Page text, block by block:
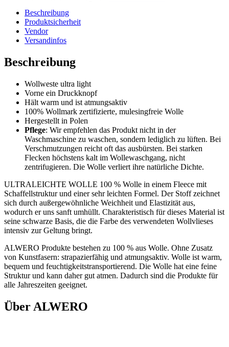
Beschreibung
Produktsicherheit
Vendor
Versandinfos
Beschreibung
Wollweste ultra light
Vorne ein Druckknopf
Hält warm und ist atmungsaktiv
100% Wollmark zertifizierte, mulesingfreie Wolle
Hergestellt in Polen
Pflege: Wir empfehlen das Produkt nicht in der
Waschmaschine zu waschen, sondern lediglich zu lüften. Bei
Verschmutzungen reicht oft das ausbürsten. Bei starken
Flecken höchstens kalt im Wollewaschgang, nicht
zentrifugieren. Die Wolle verliert ihre natürliche Dichte.
ULTRALEICHTE WOLLE 100 % Wolle in einem Fleece mit
Schaffellstruktur und einer sehr leichten Formel. Der Stoff zeichnet
sich durch außergewöhnliche Weichheit und Elastizität aus,
wodurch er uns sanft umhüllt. Charakteristisch für dieses Material ist
seine schwarze Basis, die die Farbe des verwendeten Wollvlieses
intensiv zur Geltung bringt.
ALWERO Produkte bestehen zu 100 % aus Wolle. Ohne Zusatz
von Kunstfasern: strapazierfähig und atmungsaktiv. Wolle ist warm,
bequem und feuchtigkeitstransportierend. Die Wolle hat eine feine
Struktur und kann daher gut atmen. Dadurch sind die Produkte für
alle Jahreszeiten geeignet.
Über ALWERO